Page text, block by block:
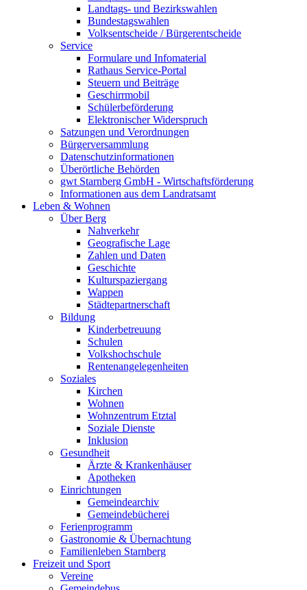
Landtags- und Bezirkswahlen
Bundestagswahlen
Volksentscheide / Bürgerentscheide
Service
Formulare und Infomaterial
Rathaus Service-Portal
Steuern und Beiträge
Geschirrmobil
Schülerbeförderung
Elektronischer Widerspruch
Satzungen und Verordnungen
Bürgerversammlung
Datenschutzinformationen
Überörtliche Behörden
gwt Starnberg GmbH - Wirtschaftsförderung
Informationen aus dem Landratsamt
Leben & Wohnen
Über Berg
Nahverkehr
Geografische Lage
Zahlen und Daten
Geschichte
Kulturspaziergang
Wappen
Städtepartnerschaft
Bildung
Kinderbetreuung
Schulen
Volkshochschule
Rentenangelegenheiten
Soziales
Kirchen
Wohnen
Wohnzentrum Etztal
Soziale Dienste
Inklusion
Gesundheit
Ärzte & Krankenhäuser
Apotheken
Einrichtungen
Gemeindearchiv
Gemeindebücherei
Ferienprogramm
Gastronomie & Übernachtung
Familienleben Starnberg
Freizeit und Sport
Vereine